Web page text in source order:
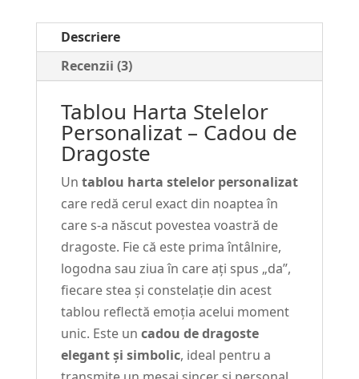
Descriere
Recenzii (3)
Tablou Harta Stelelor
Personalizat – Cadou de
Dragoste
Un tablou harta stelelor personalizat
care redă cerul exact din noaptea în
care s-a născut povestea voastră de
dragoste. Fie că este prima întâlnire,
logodna sau ziua în care ați spus „da”,
fiecare stea și constelație din acest
tablou reflectă emoția acelui moment
unic. Este un cadou de dragoste
elegant și simbolic, ideal pentru a